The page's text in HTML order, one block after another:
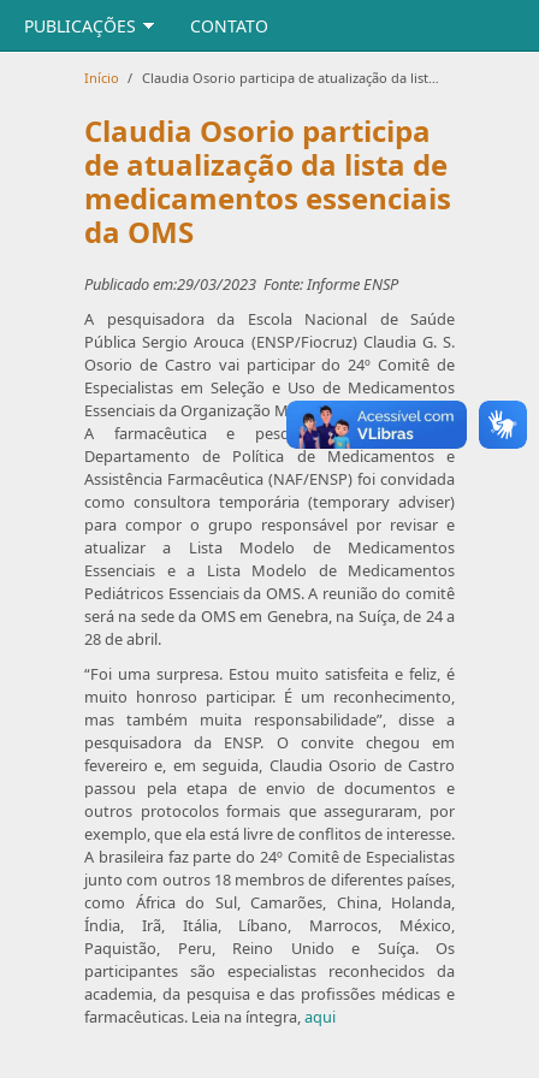
PUBLICAÇÕES CONTATO
Início / Claudia Osorio participa de atualização da lista de medicamentos essenciais da OMS
Claudia Osorio participa
de atualização da lista de
medicamentos essenciais
da OMS
Publicado em:29/03/2023 Fonte: Informe ENSP
A pesquisadora da Escola Nacional de Saúde
Pública Sergio Arouca (ENSP/Fiocruz) Claudia G. S.
Osorio de Castro vai participar do 24º Comitê de
Especialistas em Seleção e Uso de Medicamentos
Essenciais da Organização Mundial da Saúde (OMS).
A farmacêutica e pesquisadora titular do
Departamento de Política de Medicamentos e
Assistência Farmacêutica (NAF/ENSP) foi convidada
como consultora temporária (temporary adviser)
para compor o grupo responsável por revisar e
atualizar a Lista Modelo de Medicamentos
Essenciais e a Lista Modelo de Medicamentos
Pediátricos Essenciais da OMS. A reunião do comitê
será na sede da OMS em Genebra, na Suíça, de 24 a
28 de abril.
“Foi uma surpresa. Estou muito satisfeita e feliz, é
muito honroso participar. É um reconhecimento,
mas também muita responsabilidade”, disse a
pesquisadora da ENSP. O convite chegou em
fevereiro e, em seguida, Claudia Osorio de Castro
passou pela etapa de envio de documentos e
outros protocolos formais que asseguraram, por
exemplo, que ela está livre de conflitos de interesse.
A brasileira faz parte do 24º Comitê de Especialistas
junto com outros 18 membros de diferentes países,
como África do Sul, Camarões, China, Holanda,
Índia, Irã, Itália, Líbano, Marrocos, México,
Paquistão, Peru, Reino Unido e Suíça. Os
participantes são especialistas reconhecidos da
academia, da pesquisa e das profissões médicas e
farmacêuticas. Leia na íntegra,aqui